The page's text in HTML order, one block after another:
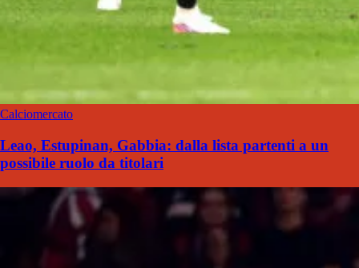
Calciomercato
Leao, Estupinan, Gabbia: dalla lista partenti a un
possibile ruolo da titolari